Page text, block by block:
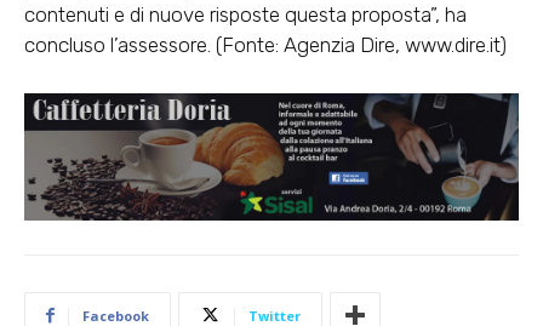
contenuti e di nuove risposte questa proposta”, ha
concluso l’assessore. (Fonte: Agenzia Dire, www.dire.it)
Facebook Twitter